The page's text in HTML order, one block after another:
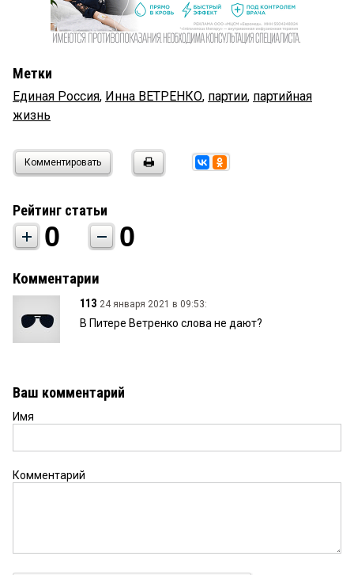
Метки
Единая Россия, Инна ВЕТРЕНКО, партии, партийная
жизнь
Комментировать
Рейтинг статьи
0 0
Комментарии
113 24 января 2021 в 09:53:
В Питере Ветренко слова не дают?
Ваш комментарий
Имя
Комментарий